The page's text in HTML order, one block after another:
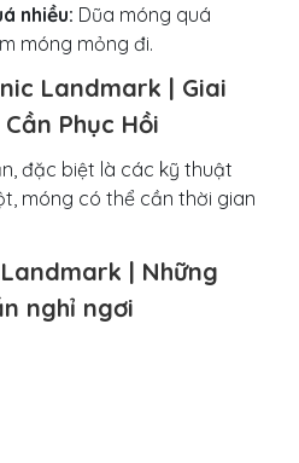
nhiều: Dũa móng quá
móng mỏng đi.
Landmark | Giai
Phục Hồi
đặc biệt là các kỹ thuật
móng có thể cần thời gian
| Những
nghỉ ngơi